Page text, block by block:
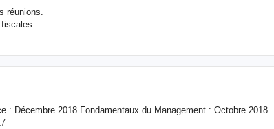
réunions.
: Décembre 2018 Fondamentaux du Management : Octobre 2018